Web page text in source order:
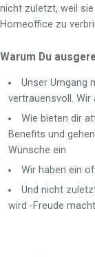
nicht zuletzt, weil
Homeoffice zu
Warum Du
Unser Umgang
vertrauensvoll. Wir
Wie bieten dir
Benefits und
Wünsche ein
Wir haben ein
Und nicht
wird -Freude